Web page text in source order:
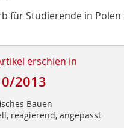
für Studierende in
erschien in
2013
Bauen
reagierend, angepasst